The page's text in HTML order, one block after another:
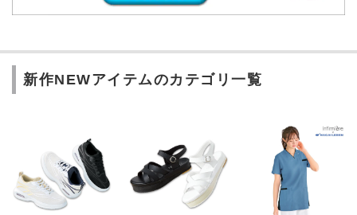
新作NEWアイテムのカテゴリ一覧